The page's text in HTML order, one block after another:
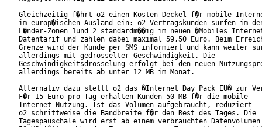
Gleichzeitig f�hrt o2 einen Kosten-Deckel f�r mobile
im europ�ischen Ausland ein: o2 Vertragskunden surfen im
L�nder-Zonen 1und 2 standardm��ig im neuen �Mobiles
Datentarif und zahlen dabei maximal 59,50 Euro. Beim
Grenze wird der Kunde per SMS informiert und kann weiter
allerdings mit gedrosselter Geschwindigkeit. Die
Geschwindigkeitsdrosselung erfolgt bei den neuen
allerdings bereits ab unter 12 MB im Monat.
Alternativ dazu stellt o2 das �Internet Day Pack EU� zur
F�r 15 Euro pro Tag erhalten Kunden 50 MB f�r die mobile
Internet-Nutzung. Ist das Volumen aufgebraucht, reduziert
o2 schrittweise die Bandbreite f�r den Rest des Tages. Die
Tagespauschale wird erst ab einem verbrauchten